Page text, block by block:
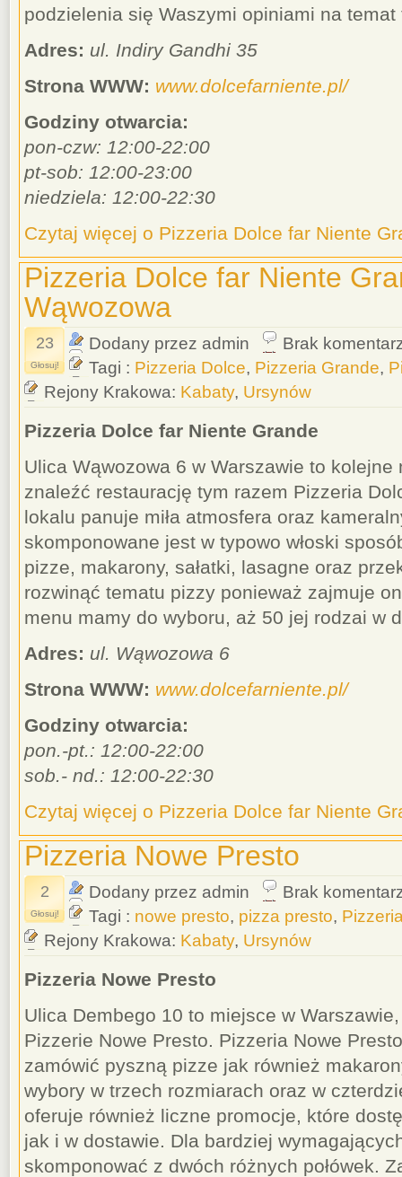
podzielenia się Waszymi opiniami na temat
Adres: ul. Indiry Gandhi 35
Strona WWW: www.dolcefarniente.pl/
Godziny otwarcia:
pon-czw: 12:00-22:00
pt-sob: 12:00-23:00
niedziela: 12:00-22:30
Czytaj więcej o Pizzeria Dolce far Niente
Pizzeria Dolce far Niente
Wąwozowa
23
Głosuj!
Dodany przez admin
Brak
Tagi : Pizzeria Dolce, Pizzeria Grande,
Rejony Krakowa: Kabaty, Ursynów
Pizzeria Dolce far Niente Grande
Ulica Wąwozowa 6 w Warszawie to
znaleźć restaurację tym razem Pizzeria
lokalu panuje miła atmosfera oraz
skomponowane jest w typowo włoski
pizze, makarony, sałatki, lasagne oraz
rozwinąć tematu pizzy ponieważ zajmuje
menu mamy do wyboru, aż 50 jej rodzai w
Adres: ul. Wąwozowa 6
Strona WWW: www.dolcefarniente.pl/
Godziny otwarcia:
pon.-pt.: 12:00-22:00
sob.- nd.: 12:00-22:30
Czytaj więcej o Pizzeria Dolce far Niente
Pizzeria Nowe Presto
2
Głosuj!
Dodany przez admin
Brak
Tagi : nowe presto, pizza presto,
Rejony Krakowa: Kabaty, Ursynów
Pizzeria Nowe Presto
Ulica Dembego 10 to miejsce w
Pizzerie Nowe Presto. Pizzeria Nowe
zamówić pyszną pizze jak również
wybory w trzech rozmiarach oraz w
oferuje również liczne promocje, które
jak i w dostawie. Dla bardziej
skomponować z dwóch różnych połówek.